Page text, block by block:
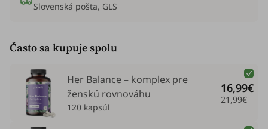
Slovenská pošta, GLS
Často sa kupuje spolu
Her Balance – komplex pre
ženskú rovnováhu
120 kapsúl
16,99€
21,99€